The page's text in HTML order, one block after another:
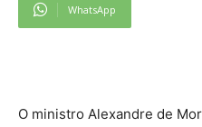
WhatsApp
O ministro Alexandre de